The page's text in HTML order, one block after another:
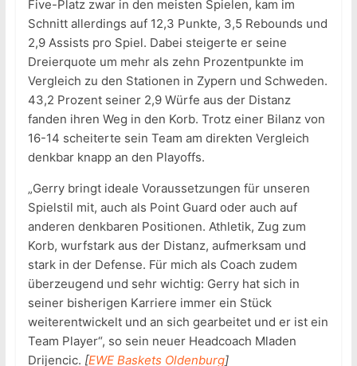
Five-Platz zwar in den meisten Spielen, kam im
Schnitt allerdings auf 12,3 Punkte, 3,5 Rebounds und
2,9 Assists pro Spiel. Dabei steigerte er seine
Dreierquote um mehr als zehn Prozentpunkte im
Vergleich zu den Stationen in Zypern und Schweden.
43,2 Prozent seiner 2,9 Würfe aus der Distanz
fanden ihren Weg in den Korb. Trotz einer Bilanz von
16-14 scheiterte sein Team am direkten Vergleich
denkbar knapp an den Playoffs.
„Gerry bringt ideale Voraussetzungen für unseren
Spielstil mit, auch als Point Guard oder auch auf
anderen denkbaren Positionen. Athletik, Zug zum
Korb, wurfstark aus der Distanz, aufmerksam und
stark in der Defense. Für mich als Coach zudem
überzeugend und sehr wichtig: Gerry hat sich in
seiner bisherigen Karriere immer ein Stück
weiterentwickelt und an sich gearbeitet und er ist ein
Team Player“, so sein neuer Headcoach Mladen
Drijencic. [EWE Baskets Oldenburg]